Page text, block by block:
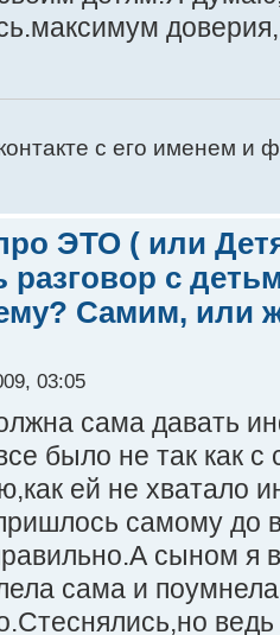
с его именем и
ЭТО ( или
разговор с
Самим, или
03:05
сама давать
было не так как
ей не хватало
самому до
сыном я
сама и